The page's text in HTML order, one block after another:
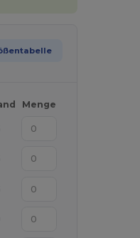
Menge